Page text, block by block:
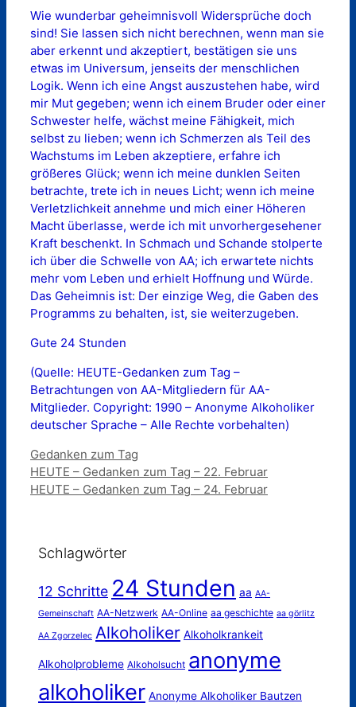
Wie wunderbar geheimnisvoll Widersprüche doch
sind! Sie lassen sich nicht berechnen, wenn man sie
aber erkennt und akzeptiert, bestätigen sie uns
etwas im Universum, jenseits der menschlichen
Logik. Wenn ich eine Angst auszustehen habe, wird
mir Mut gegeben; wenn ich einem Bruder oder einer
Schwester helfe, wächst meine Fähigkeit, mich
selbst zu lieben; wenn ich Schmerzen als Teil des
Wachstums im Leben akzeptiere, erfahre ich
größeres Glück; wenn ich meine dunklen Seiten
betrachte, trete ich in neues Licht; wenn ich meine
Verletzlichkeit annehme und mich einer Höheren
Macht überlasse, werde ich mit unvorhergesehener
Kraft beschenkt. In Schmach und Schande stolperte
ich über die Schwelle von AA; ich erwartete nichts
mehr vom Leben und erhielt Hoffnung und Würde.
Das Geheimnis ist: Der einzige Weg, die Gaben des
Programms zu behalten, ist, sie weiterzugeben.
Gute 24 Stunden
(Quelle: HEUTE-Gedanken zum Tag –
Betrachtungen von AA-Mitgliedern für AA-
Mitglieder. Copyright: 1990 – Anonyme Alkoholiker
deutscher Sprache – Alle Rechte vorbehalten)
Kategorien
Gedanken zum Tag
HEUTE – Gedanken zum Tag – 22. Februar
HEUTE – Gedanken zum Tag – 24. Februar
Schlagwörter
12 Schritte 24 Stunden aa AA-
Gemeinschaft AA-Netzwerk AA-Online aa geschichte aa görlitz
AA Zgorzelec Alkoholiker Alkoholkrankeit
Alkoholprobleme Alkoholsucht anonyme
alkoholiker Anonyme Alkoholiker Bautzen